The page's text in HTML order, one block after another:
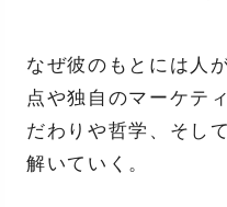
なぜ彼のもとには人
点や独自のマーケテ
だわりや哲学、そし
解いていく。